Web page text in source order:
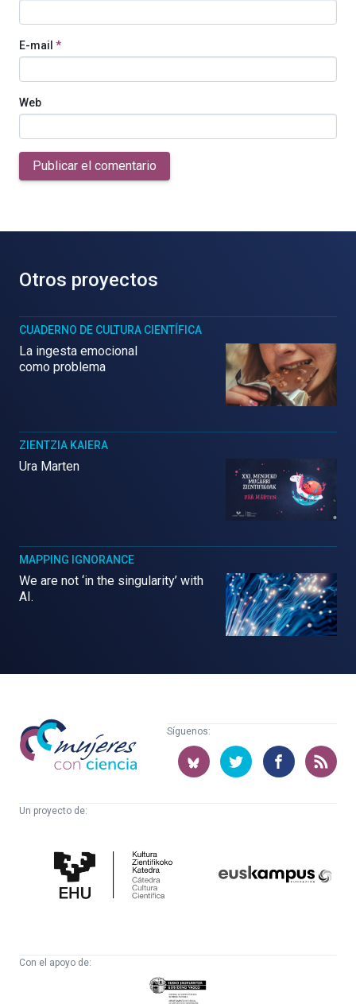
E-mail *
Web
Publicar el comentario
Otros proyectos
CUADERNO DE CULTURA CIENTÍFICA
La ingesta emocional
como problema
ZIENTZIA KAIERA
Ura Marten
MAPPING IGNORANCE
We are not ‘in the singularity’ with
AI.
Mujeres
con
ciencia
Síguenos:
Un proyecto de:
Cultura
Científica
Con el apoyo de:
Eusko